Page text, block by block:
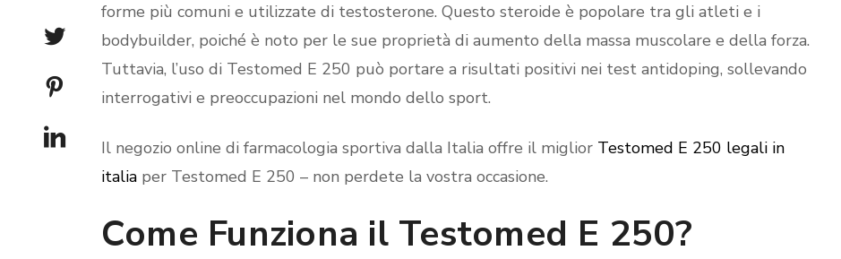
forme più comuni e utilizzate di testosterone. Questo steroide è popolare tra gli atleti e i
bodybuilder, poiché è noto per le sue proprietà di aumento della massa muscolare e della forza.
Tuttavia, l’uso di Testomed E 250 può portare a risultati positivi nei test antidoping, sollevando
interrogativi e preoccupazioni nel mondo dello sport.
Il negozio online di farmacologia sportiva dalla Italia offre il miglior Testomed E 250 legali in
italiaper Testomed E 250 – non perdete la vostra occasione.
Come Funziona il Testomed E 250?